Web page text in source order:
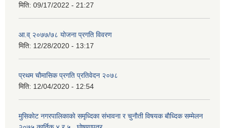
मिति: 09/17/2022 - 21:27
आ.व् २०७७/७८ योजना प्रगति विवरण
मिति: 12/28/2020 - 13:17
प्रथम चाैमासिक प्रगति प्रतिवेदन २०७८
मिति: 12/04/2020 - 12:54
मुसिकाेट नगरपालिकाकाे समृध्दिका संभावना र चुनाैती विषयक बाैध्दिक सम्मेलन